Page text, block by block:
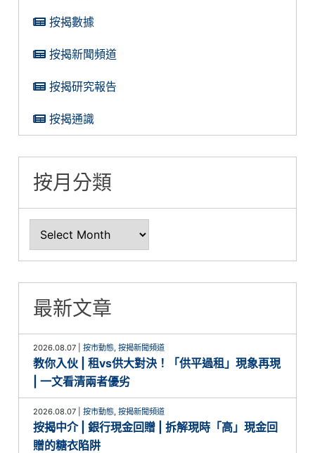
按揭數據
按揭新聞頻道
按揭研究報告
按揭通識
按月分類
最新文章
2026.08.07 |按市動態 ,按揭新聞頻道
教你入伙 | 租vs供大對決！「供平過租」現象再現
| 一文看清兩者優劣
2026.08.07 |按市動態 ,按揭新聞頻道
按揭中介 | 銀行現金回贈 | 拆解現時「高」現金回
贈的糖衣陷阱